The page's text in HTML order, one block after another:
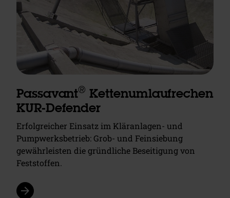
Passavant® Kettenumlaufrechen
KUR-Defender
Erfolgreicher Einsatz im Kläranlagen- und
Pumpwerksbetrieb: Grob- und Feinsiebung
gewährleisten die gründliche Beseitigung von
Feststoffen.
arrow_forward